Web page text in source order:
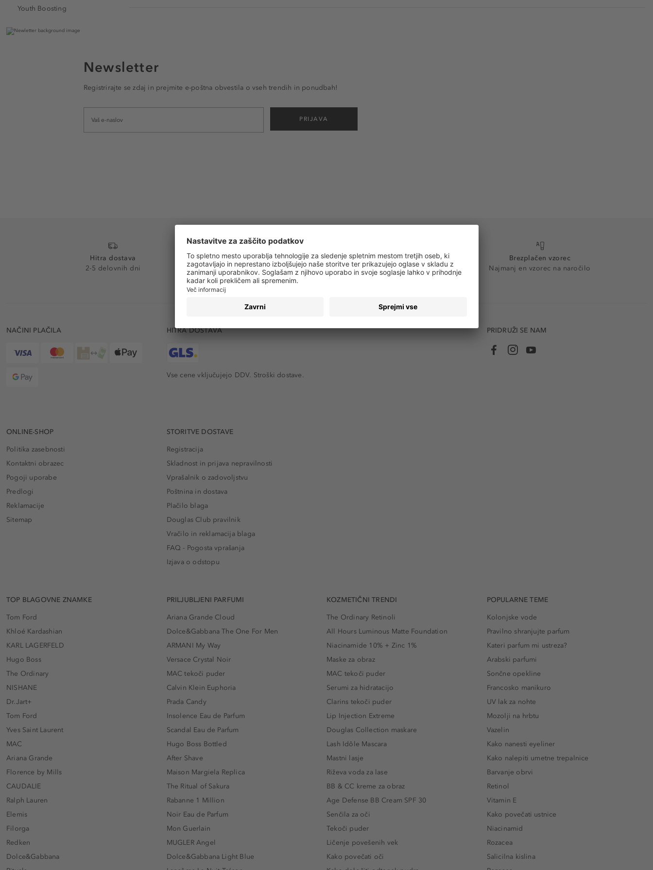
Youth Boosting
Newsletter
Registrirajte se zdaj in prejmite e-poštna obvestila o vseh trendih in ponudbah!
PRIJAVA
Hitra dostava
2-5 delovnih dni
Brezplačna dostava
od 49,00 €
Brezplačen vzorec
Najmanj en vzorec na naročilo
NAČINI PLAČILA HITRA DOSTAVA
Vse cene vključujejo DDV. Stroški dostave.
PRIDRUŽI SE NAM
ONLINE-SHOP
Politika zasebnosti
Kontaktni obrazec
Pogoji uporabe
Predlogi
Reklamacije
Sitemap
STORITVE DOSTAVE
Registracija
Skladnost in prijava nepravilnosti
Vprašalnik o zadovoljstvu
Poštnina in dostava
Plačilo blaga
Douglas Club pravilnik
Vračilo in reklamacija blaga
FAQ - Pogosta vprašanja
Izjava o odstopu
TOP BLAGOVNE ZNAMKE
Tom Ford
Khloé Kardashian
KARL LAGERFELD
Hugo Boss
The Ordinary
NISHANE
Dr.Jart+
Tom Ford
Yves Saint Laurent
MAC
Ariana Grande
Florence by Mills
CAUDALIE
Ralph Lauren
Elemis
Filorga
Redken
Dolce&Gabbana
PRILJUBLJENI PARFUMI
Ariana Grande Cloud
Dolce&Gabbana The One For Men
ARMANI My Way
Versace Crystal Noir
MAC tekoči puder
Calvin Klein Euphoria
Prada Candy
Insolence Eau de Parfum
Scandal Eau de Parfum
Hugo Boss Bottled
After Shave
Maison Margiela Replica
The Ritual of Sakura
Rabanne 1 Million
Noir Eau de Parfum
Mon Guerlain
MUGLER Angel
Dolce&Gabbana Light Blue
KOZMETIČNI TRENDI
The Ordinary Retinoli
All Hours Luminous Matte Foundation
Niacinamide 10% + Zinc 1%
Maske za obraz
MAC tekoči puder
Serumi za hidratacijo
Clarins tekoči puder
Lip Injection Extreme
Douglas Collection maskare
Lash Idôle Mascara
Mastni lasje
Riževa voda za lase
BB & CC kreme za obraz
Age Defense BB Cream SPF 30
Senčila za oči
Tekoči puder
Ličenje povešenih vek
Kako povečati oči
POPULARNE TEME
Kolonjske vode
Pravilno shranjujte parfum
Kateri parfum mi ustreza?
Arabski parfumi
Sončne opekline
Francosko manikuro
UV lak za nohte
Mozolji na hrbtu
Vazelin
Kako nanesti eyeliner
Kako nalepiti umetne trepalnice
Barvanje obrvi
Retinol
Vitamin E
Kako povečati ustnice
Niacinamid
Rozacea
Salicilna kislina